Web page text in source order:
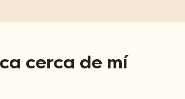
cerca de mí